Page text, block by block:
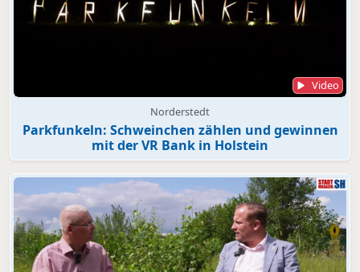
Video
Norderstedt
Parkfunkeln: Schweinchen zählen und gewinnen
mit der VR Bank in Holstein